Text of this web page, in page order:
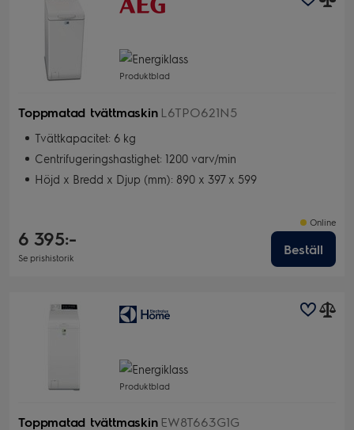
Produktblad
Toppmatad tvättmaskin L6TPO621N5
Tvättkapacitet: 6 kg
Centrifugeringshastighet: 1200 varv/min
Höjd x Bredd x Djup (mm): 890 x 397 x 599
6 395:-
Se prishistorik
Online
Beställ
Produktblad
Toppmatad tvättmaskin EW8T663G1G